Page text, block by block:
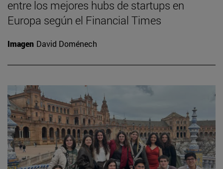
entre los mejores hubs de startups en
Europa según el Financial Times
Imagen David Doménech